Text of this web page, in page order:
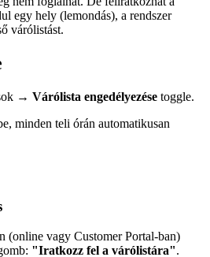
egy hely (lemondás), a rendszer
várólistást.
→ Várólista engedélyezése toggle.
minden teli órán automatikusan
(online vagy Customer Portal-ban)
"Iratkozz fel a várólistára".